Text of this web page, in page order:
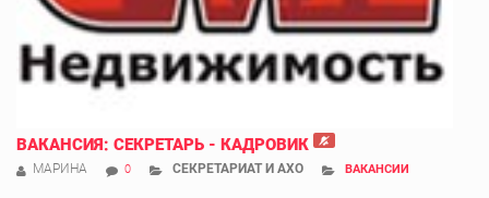
ВАКАНСИЯ: СЕКРЕТАРЬ - КАДРОВИК
МАРИНА 0 СЕКРЕТАРИАТ И АХО ВАКАНСИИ